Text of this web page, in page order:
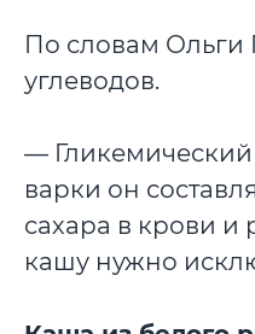
По словам Ольги
углеводов.
— Гликемический
варки он
сахара в крови и
кашу нужно